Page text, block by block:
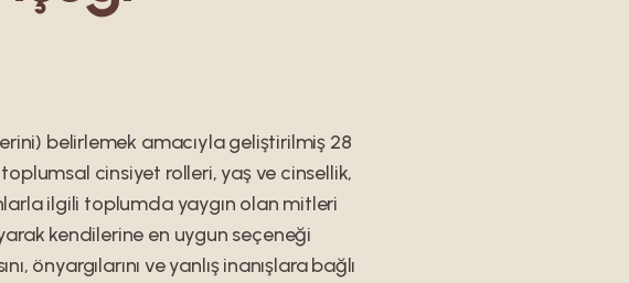
belirlemek amacıyla geliştirilmiş 28
cinsiyet rolleri, yaş ve cinsellik,
ilgili toplumda yaygın olan mitleri
kendilerine en uygun seçeneği
önyargılarını ve yanlış inanışlara bağlı